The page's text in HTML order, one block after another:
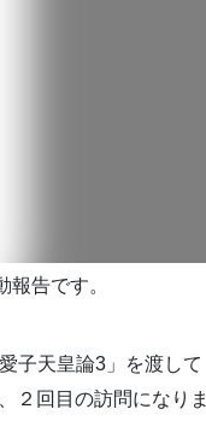
報告です。
子天皇論3」を渡して
２回目の訪問になりま